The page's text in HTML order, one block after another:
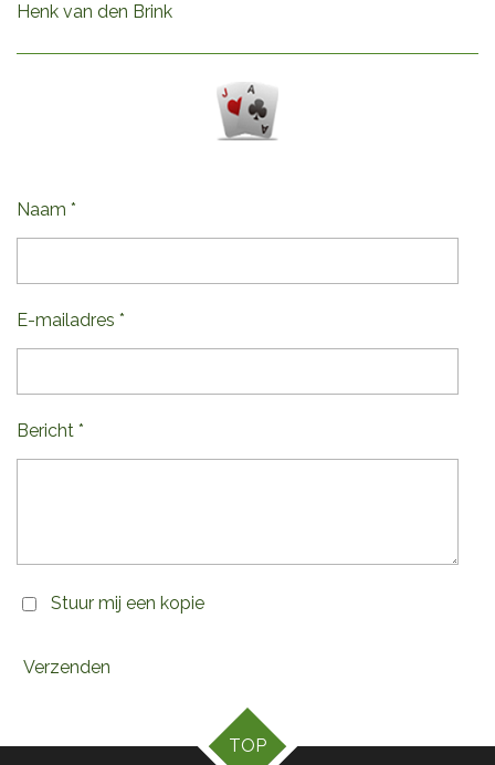
Henk van den Brink
Naam *
E-mailadres *
Bericht *
Stuur mij een kopie
Verzenden
TOP